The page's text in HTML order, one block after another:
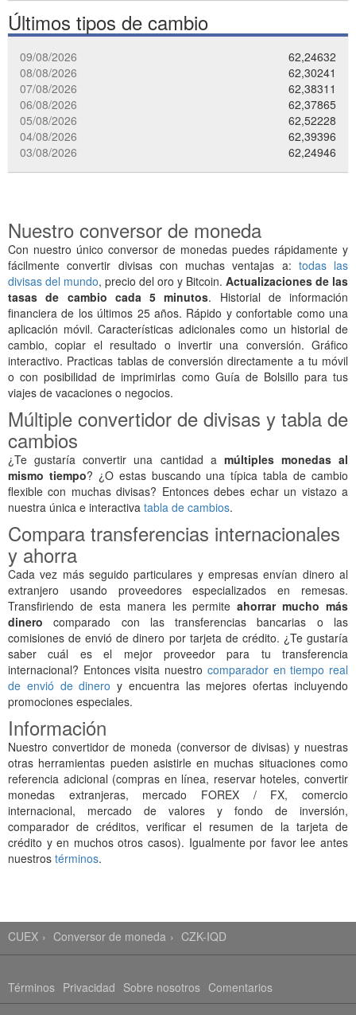
Últimos tipos de cambio
09/08/2026
62,24632
08/08/2026
62,30241
07/08/2026
62,38311
06/08/2026
62,37865
05/08/2026
62,52228
04/08/2026
62,39396
03/08/2026
62,24946
Nuestro conversor de moneda
Con nuestro único conversor de monedas puedes rápidamente y
fácilmente convertir divisas con muchas ventajas a: todas las
divisas del mundo, precio del oro y Bitcoin. Actualizaciones de las
tasas de cambio cada 5 minutos. Historial de información
financiera de los últimos 25 años. Rápido y confortable como una
aplicación móvil. Características adicionales como un historial de
cambio, copiar el resultado o invertir una conversión. Gráfico
interactivo. Practicas tablas de conversión directamente a tu móvil
o con posibilidad de imprimirlas como Guía de Bolsillo para tus
viajes de vacaciones o negocios.
Múltiple convertidor de divisas y tabla de
cambios
¿Te gustaría convertir una cantidad a múltiples monedas al
mismo tiempo? ¿O estas buscando una típica tabla de cambio
flexible con muchas divisas? Entonces debes echar un vistazo a
nuestra única e interactiva tabla de cambios.
Compara transferencias internacionales
y ahorra
Cada vez más seguido particulares y empresas envían dinero al
extranjero usando proveedores especializados en remesas.
Transfiriendo de esta manera les permiteahorrar mucho más
dinero comparado con las transferencias bancarias o las
comisiones de envió de dinero por tarjeta de crédito. ¿Te gustaría
saber cuál es el mejor proveedor para tu transferencia
internacional? Entonces visita nuestro comparador en tiempo real
de envió de dinero y encuentra las mejores ofertas incluyendo
promociones especiales.
Información
Nuestro convertidor de moneda (conversor de divisas) y nuestras
otras herramientas pueden asistirle en muchas situaciones como
referencia adicional (compras en línea, reservar hoteles, convertir
monedas extranjeras, mercado FOREX / FX, comercio
internacional, mercado de valores y fondo de inversión,
comparador de créditos, verificar el resumen de la tarjeta de
crédito y en muchos otros casos). Igualmente por favor lee antes
nuestros términos.
CUEX Conversor de moneda CZK-IQD
Términos Privacidad Sobre nosotros Comentarios